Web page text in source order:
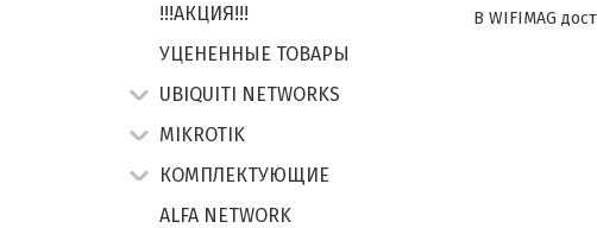
В WIFIMAG
!!!АКЦИЯ!!!
УЦЕНЕННЫЕ ТОВАРЫ
UBIQUITI NETWORKS
MIKROTIK
КОМПЛЕКТУЮЩИЕ
ALFA NETWORK